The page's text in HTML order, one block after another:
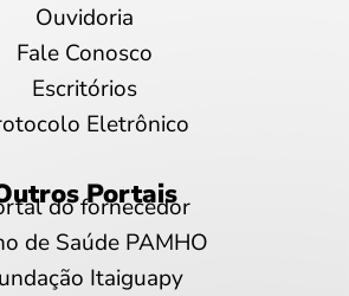
Ouvidoria
Fale Conosco
Escritórios
Eletrônico
Portais
do fornecedor
de Saúde PAMHO
Itaiguapy